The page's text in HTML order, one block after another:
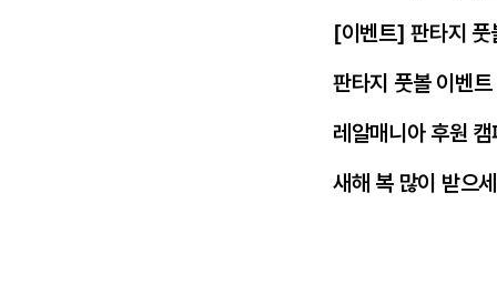
[이벤트] 판타지 풋
판타지 풋볼 이벤
레알매니아 후원
새해 복 많이 받으